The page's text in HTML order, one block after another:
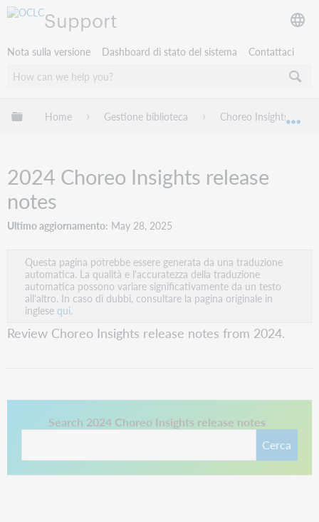
Support
Nota sulla versione Dashboard di stato del sistema Contattaci
Espandi/comprimi la gerarchia globale
Home Gestione biblioteca Choreo Insights
2024 Choreo Insights release
notes
Ultimo aggiornamento May 28, 2025
Questa pagina potrebbe essere generata da una traduzione
automatica. La qualità e l'accuratezza della traduzione
automatica possono variare significativamente da un testo
all'altro. In caso di dubbi, consultare la pagina originale in
inglesequi.
Review Choreo Insights release notes from 2024.
Search 2024 Choreo Insights release notes
Cerca
Questo collegamento si apre in una nuova scheda.